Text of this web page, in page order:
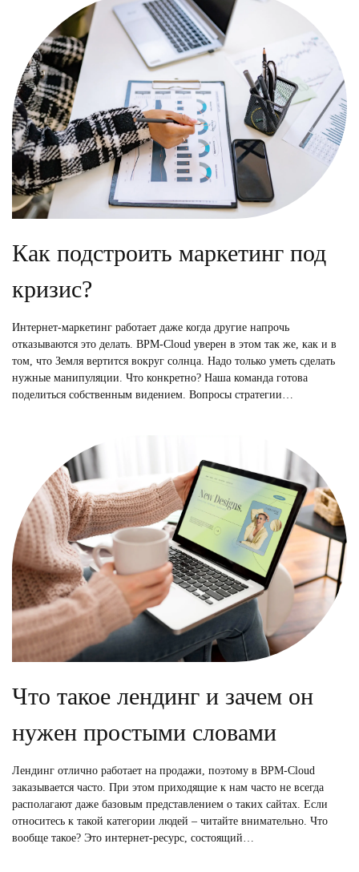
Как подстроить маркетинг под
кризис?
Интернет-маркетинг работает даже когда другие напрочь
отказываются это делать. BPM-Cloud уверен в этом так же, как и в
том, что Земля вертится вокруг солнца. Надо только уметь сделать
нужные манипуляции. Что конкретно? Наша команда готова
поделиться собственным видением. Вопросы стратегии…
Что такое лендинг и зачем он
нужен простыми словами
Лендинг отлично работает на продажи, поэтому в BPM-Cloud
заказывается часто. При этом приходящие к нам часто не всегда
располагают даже базовым представлением о таких сайтах. Если
относитесь к такой категории людей – читайте внимательно. Что
вообще такое? Это интернет-ресурс, состоящий…